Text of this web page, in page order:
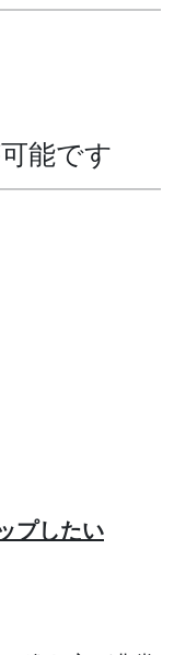
能です
プしたい